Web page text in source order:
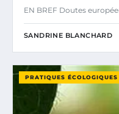
EN BREF Doutes
SANDRINE BLANCHARD
PRATIQUES ÉCOLOGIQUES